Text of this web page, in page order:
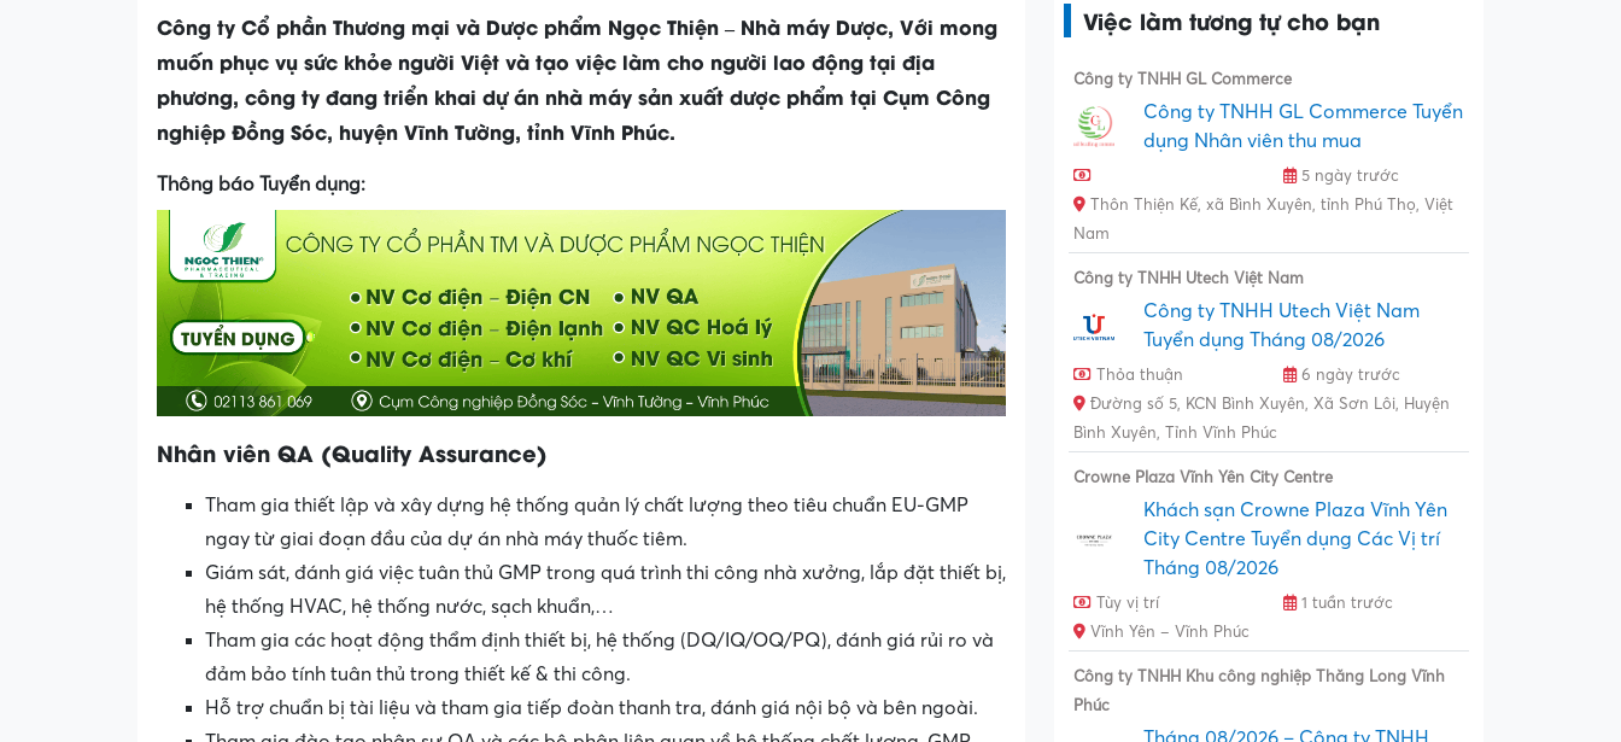
Công ty Cổ phần Thương mại và Dược phẩm Ngọc Thiện – Nhà máy Dược, Với mong
muốn phục vụ sức khỏe người Việt và tạo việc làm cho người lao động tại địa
phương, công ty đang triển khai dự án nhà máy sản xuất dược phẩm tại Cụm Công
nghiệp Đồng Sóc, huyện Vĩnh Tường, tỉnh Vĩnh Phúc.
Thông báo Tuyển dụng:
Nhân viên QA (Quality Assurance)
Tham gia thiết lập và xây dựng hệ thống quản lý chất lượng theo tiêu chuẩn EU-GMP
ngay từ giai đoạn đầu của dự án nhà máy thuốc tiêm.
Giám sát, đánh giá việc tuân thủ GMP trong quá trình thi công nhà xưởng, lắp đặt thiết bị,
hệ thống HVAC, hệ thống nước, sạch khuẩn,…
Tham gia các hoạt động thẩm định thiết bị, hệ thống (DQ/IQ/OQ/PQ), đánh giá rủi ro và
đảm bảo tính tuân thủ trong thiết kế & thi công.
Hỗ trợ chuẩn bị tài liệu và tham gia tiếp đoàn thanh tra, đánh giá nội bộ và bên ngoài.
Việc làm tương tự cho bạn
Công ty TNHH GL Commerce
Công ty TNHH GL Commerce Tuyển
dụng Nhân viên thu mua
5 ngày trước
Thôn Thiện Kế, xã Bình Xuyên, tỉnh Phú Thọ, Việt
Nam
Công ty TNHH Utech Việt Nam
Công ty TNHH Utech Việt Nam
Tuyển dụng Tháng 08/2026
Thỏa thuận
6 ngày trước
Đường số 5, KCN Bình Xuyên, Xã Sơn Lôi, Huyện
Bình Xuyên, Tỉnh Vĩnh Phúc
Crowne Plaza Vĩnh Yên City Centre
Khách sạn Crowne Plaza Vĩnh Yên
City Centre Tuyển dụng Các Vị trí
Tháng 08/2026
Tùy vị trí
1 tuần trước
Vĩnh Yên – Vĩnh Phúc
Công ty TNHH Khu công nghiệp Thăng Long Vĩnh
Phúc